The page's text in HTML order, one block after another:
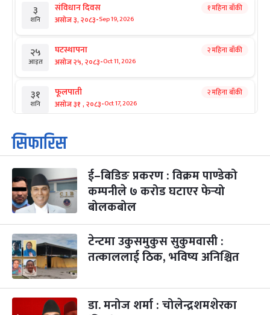
३
शनि
संविधान दिवस
असोज ३, २०८३-Sep 19, 2026
१ महिना बाँकी
२५
आइत
घटस्थापना
असोज २५, २०८३-Oct 11, 2026
२ महिना बाँकी
३१
शनि
फूलपाती
असोज ३१ , २०८३-Oct 17, 2026
२ महिना बाँकी
१
आइत
कार्तिक सङ्क्रान्ति
कार्तिक १, २०८३
३
मंगल
महानवमी
कार्तिक ३, २०८३-Oct 20, 2026
२ महिना बाँकी
४
५
बिहि
पापा‌ङ्कुशा एकादशी व्रत
कार्तिक ५, २०८३
२ महिना बाँकी
कुकुर तिहार ३ महिना बाँकी
सिफारिस
ई–बिडिङ प्रकरण : विक्रम पाण्डेको
कम्पनीले ७ करोड घटाएर फेर्‍यो
बोलकबोल
टेन्टमा उकुसमुकुस सुकुमवासी :
तत्काललाई ठिक, भविष्य अनिश्चित
डा. मनोज शर्मा : चोलेन्द्रशमशेरका